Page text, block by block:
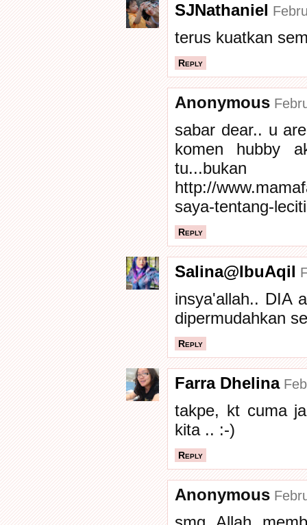
SJNathaniel
terus kuatkan
Reply
Anonymous
sabar dear.. u
komen hubby
http://
saya-tentang-
Reply
Salina@IbuAqil
insya'allah.. DIA
dipermudahkan
Reply
Farra Dhelina
takpe, kt cuma
kita .. :-)
Reply
Anonymous